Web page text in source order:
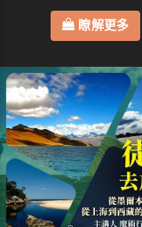
瞭解更多